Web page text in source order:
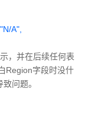
A",
，并在后续任何表
Region字段时没什
问题。